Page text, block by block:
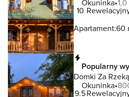
Okuninka
10
Apartament:60
Popularny
Domki Za
Okuninka
9.5